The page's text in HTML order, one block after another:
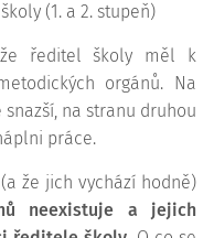
(1. a 2. stupeň)
ředitel školy měl k
orgánů. Na
na stranu druhou
práce.
(a že jich vychází hodně)
neexistuje a jejich